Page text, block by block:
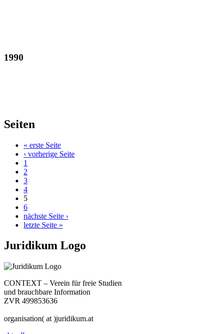
1990
Seiten
« erste Seite
‹ vorherige Seite
1
2
3
4
5
6
nächste Seite ›
letzte Seite »
Juridikum Logo
CONTEXT – Verein für freie Studien
und brauchbare Information
ZVR 499853636
organisation( at )juridikum.at